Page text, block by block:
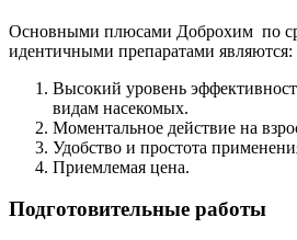
Основными плюсами Доброхим по
идентичными препаратами являются:
Высокий уровень
видам насекомых.
Моментальное действие на
Удобство и простота
Приемлемая цена.
Подготовительные работы